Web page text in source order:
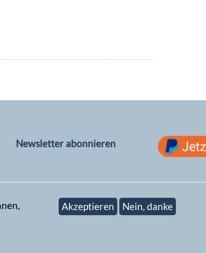
Newsletter abonnieren
Akzeptieren Nein, danke